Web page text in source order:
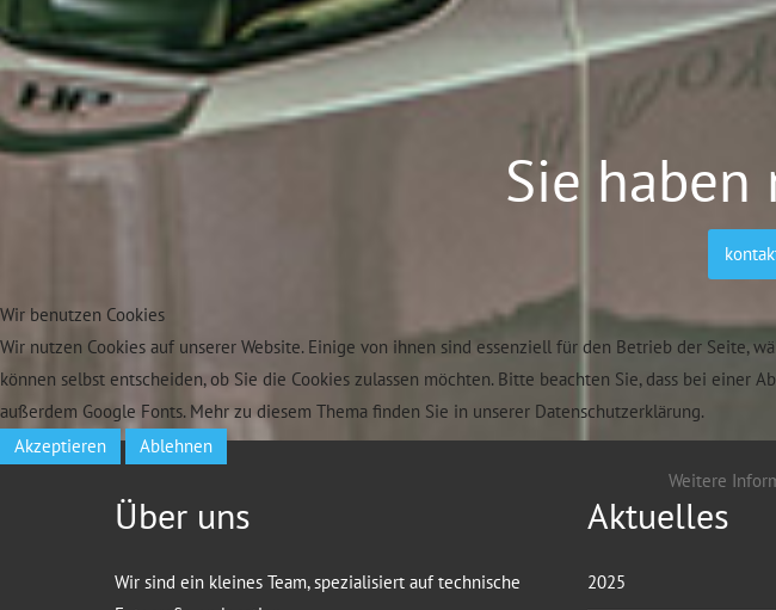
Sie haben
Über uns
Wir sind ein kleines Team, spezialisiert auf technische
Aktuelles
2025
Wir benutzen Cookies
Wir nutzen Cookies auf unserer Website. Einige von ihnen sind essenziell für den Betrieb der Seite,
können selbst entscheiden, ob Sie die Cookies zulassen möchten. Bitte beachten Sie, dass bei
außerdem Google Fonts. Mehr zu diesem Thema finden Sie in unserer Datenschutzerklärung.
Akzeptieren
Ablehnen
Weitere